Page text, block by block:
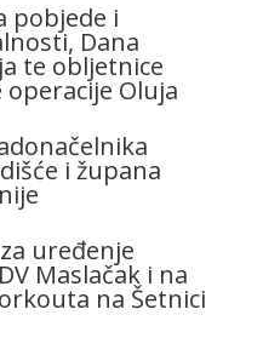
pobjede i
Dana
te obljetnice
Oluja
i župana
uređenje
Maslačak i na
na Šetnici